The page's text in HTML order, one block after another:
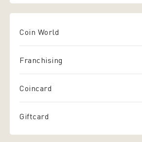
Coin World
Franchising
Coincard
Giftcard